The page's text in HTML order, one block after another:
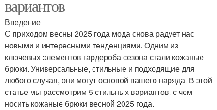
вариантов
Введение
С приходом весны 2025 года мода снова радует нас
новыми и интересными тенденциями. Одним из
ключевых элементов гардероба сезона стали кожаные
брюки. Универсальные, стильные и подходящие для
любого случая, они могут основой вашего наряда. В этой
статье мы рассмотрим 5 стильных вариантов, с чем
носить кожаные брюки весной 2025 года.